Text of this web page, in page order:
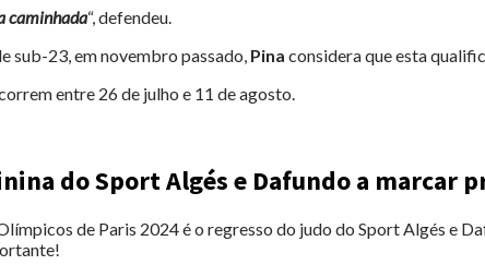
caminhada“, defendeu.
sub-23, em novembro passado, Pina considera que esta
entre 26 de julho e 11 de agosto.
do Sport Algés e Dafundo a marcar
de Paris 2024 é o regresso do judo do Sport Algés e